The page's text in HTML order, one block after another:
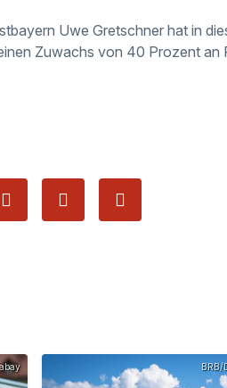
Uwe Gretschner hat in
Zuwachs von 40 Prozent an
BRB/